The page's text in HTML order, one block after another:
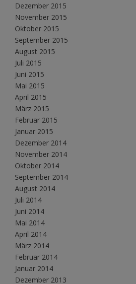
Dezember 2015
November 2015
Oktober 2015
September 2015
August 2015
Juli 2015
Juni 2015
Mai 2015
April 2015
März 2015
Februar 2015
Januar 2015
Dezember 2014
November 2014
Oktober 2014
September 2014
August 2014
Juli 2014
Juni 2014
Mai 2014
April 2014
März 2014
Februar 2014
Januar 2014
Dezember 2013